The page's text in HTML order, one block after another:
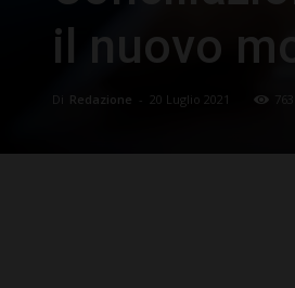
il nuovo
Di Redazione 20 Luglio 2021 763